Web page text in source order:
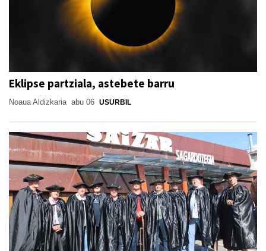
Eklipse partziala, astebete barru
Noaua Aldizkaria abu 06 USURBIL